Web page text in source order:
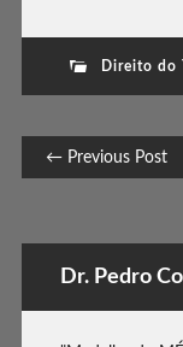
Direito do
Post
← Previous Post
Dr. Pedro